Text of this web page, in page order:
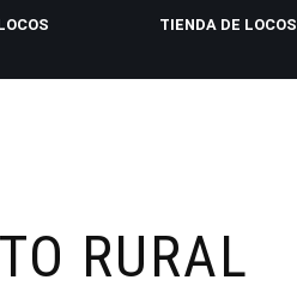
TIENDA DE LOCOS
RURAL